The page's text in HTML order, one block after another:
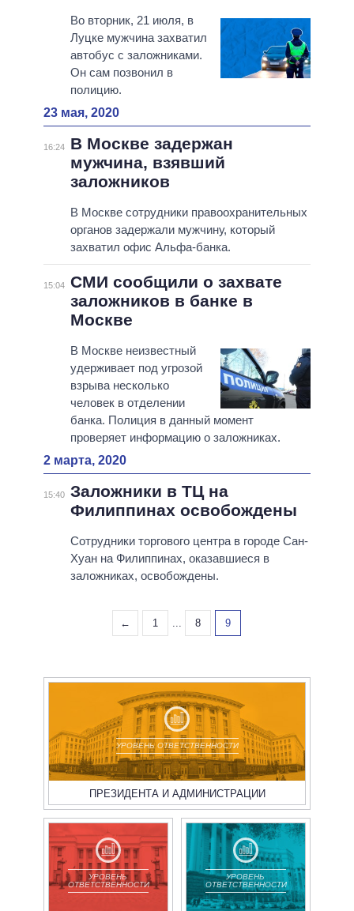
Во вторник, 21 июля, в
Луцке мужчина захватил
автобус с заложниками.
Он сам позвонил в
полицию.
23 мая, 2020
16:24
В Москве задержан
мужчина, взявший
заложников
В Москве сотрудники правоохранительных
органов задержали мужчину, который
захватил офис Альфа-банка.
15:04 СМИ сообщили о захвате
заложников в банке в
Москве
В Москве неизвестный
удерживает под угрозой
взрыва несколько
человек в отделении
банка. Полиция в данный момент
проверяет информацию о заложниках.
2 марта, 2020
15:40 Заложники в ТЦ на
Филиппинах освобождены
Сотрудники торгового центра в городе Сан-
Хуан на Филиппинах, оказавшиеся в
заложниках, освобождены.
← 1 ... 8 9
УРОВЕНЬ ОТВЕТСТВЕННОСТИ
ПРЕЗИДЕНТА И АДМИНИСТРАЦИИ
УРОВЕНЬ
ОТВЕТСТВЕННОСТИ
УРОВЕНЬ
ОТВЕТСТВЕННОСТИ